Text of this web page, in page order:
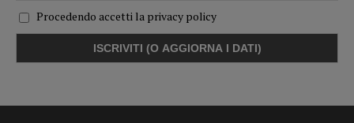
Procedendo accetti la privacy policy